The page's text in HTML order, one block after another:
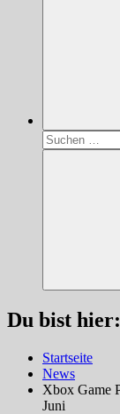
Suchen
nach:
Du bist hier:
Startseite
News
Xbox Game
Juni